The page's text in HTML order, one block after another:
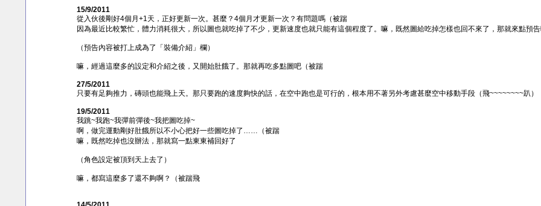
15/9/2011
從入伙後剛好4個月+1天，正好更新一次。甚麼？4個月才更新一次？有問題嗎（被踹
因為最近比較繁忙，體力消耗很大，所以圖也就吃掉了不少，更新速度也就只能有這個程度了。嘛，既然圖給吃掉怎樣也回不來了，那就來點預
（預告內容被打上成為了「裝備介紹」欄）
嘛，經過這麼多的設定和介紹之後，又開始肚餓了。那就再吃多點圖吧（被踹
27/5/2011
只要有足夠推力，磚頭也能飛上天。那只要跑的速度夠快的話，在空中跑也是可行的，根本用不著另外考慮甚麼空中移動手段（飛~~~~~~~~趴）
19/5/2011
我跳~我跑~我彈前彈後~我把圖吃掉~
啊，做完運動剛好肚餓所以不小心把好一些圖吃掉了……（被踹
嘛，既然吃掉也沒辦法，那就寫一點東東補回好了
（角色設定被頂到天上去了）
嘛，都寫這麼多了還不夠啊？（被踹飛